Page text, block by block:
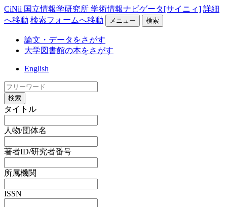
CiNii 国立情報学研究所 学術情報ナビゲータ[サイニィ] 詳細
へ移動 検索フォームへ移動 メニュー 検索
論文・データをさがす
大学図書館の本をさがす
English
検索
タイトル
人物/団体名
著者ID/研究者番号
所属機関
ISSN